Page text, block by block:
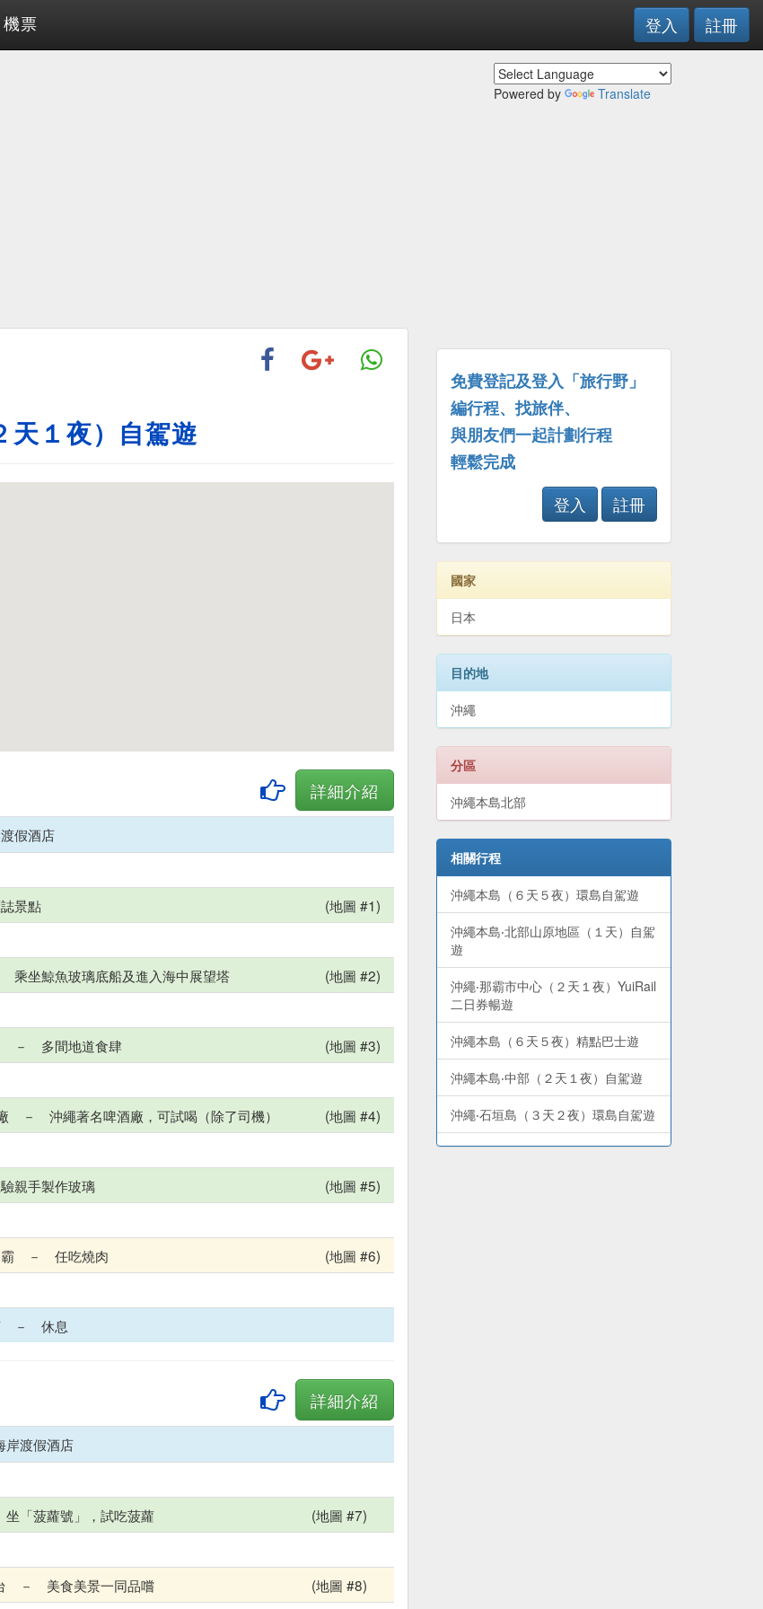
機票 登入 註冊
Powered by Translate
天１夜）自駕遊
詳細介紹
假酒店
景點 (地圖 #1)
坐鯨魚玻璃底船及進入海中展望塔 (地圖 #2)
－ 多間地道食肆 (地圖 #3)
－ 沖繩著名啤酒廠，可試喝（除了司機） (地圖 #4)
親手製作玻璃 (地圖 #5)
霸 － 任吃燒肉 (地圖 #6)
－ 休息
詳細介紹
岸渡假酒店
「菠蘿號」，試吃菠蘿 (地圖 #7)
－ 美食美景一同品嚐 (地圖 #8)
免費登記及登入「旅行野」
編行程、找旅伴、
與朋友們一起計劃行程
輕鬆完成
登入
註冊
國家
日本
目的地
沖繩
分區
沖繩本島北部
相關行程
沖繩本島（６天５夜）環島自駕遊
沖繩本島‧北部山原地區（１天）自駕
遊
沖繩‧那霸市中心（２天１夜）YuiRail
二日券暢遊
沖繩本島（６天５夜）精點巴士遊
沖繩本島‧中部（２天１夜）自駕遊
沖繩‧石垣島（３天２夜）環島自駕遊
沖繩本島‧南部（１天）自駕遊